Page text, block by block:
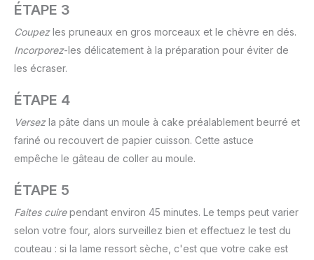
ÉTAPE 3
Coupezles pruneaux en gros morceaux et le chèvre en dés.
Incorporez-les délicatement à la préparation pour éviter de
les écraser.
ÉTAPE 4
Versezla pâte dans un moule à cake préalablement beurré et
fariné ou recouvert de papier cuisson. Cette astuce
empêche le gâteau de coller au moule.
ÉTAPE 5
Faites cuirependant environ 45 minutes. Le temps peut varier
selon votre four, alors surveillez bien et effectuez le test du
couteau : si la lame ressort sèche, c'est que votre cake est